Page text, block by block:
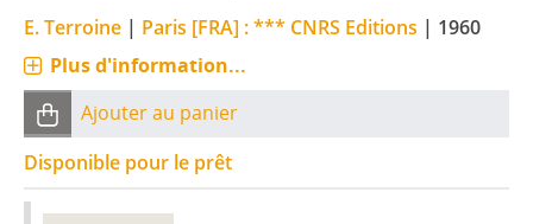
E. Terroine | Paris [FRA] : *** CNRS Editions | 1960
Plus d'information...
Ajouter au panier
Disponible pour le prêt